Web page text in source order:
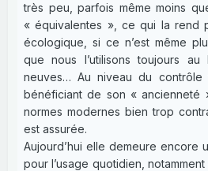
très peu, parfois même moins
« équivalentes », ce qui la rend
écologique, si ce n’est même
que nous l’utilisons toujours
neuves… Au niveau du contrôle
bénéficiant de son « ancienneté
normes modernes bien trop
est assurée.
Aujourd’hui elle demeure encore
pour l’usage quotidien,